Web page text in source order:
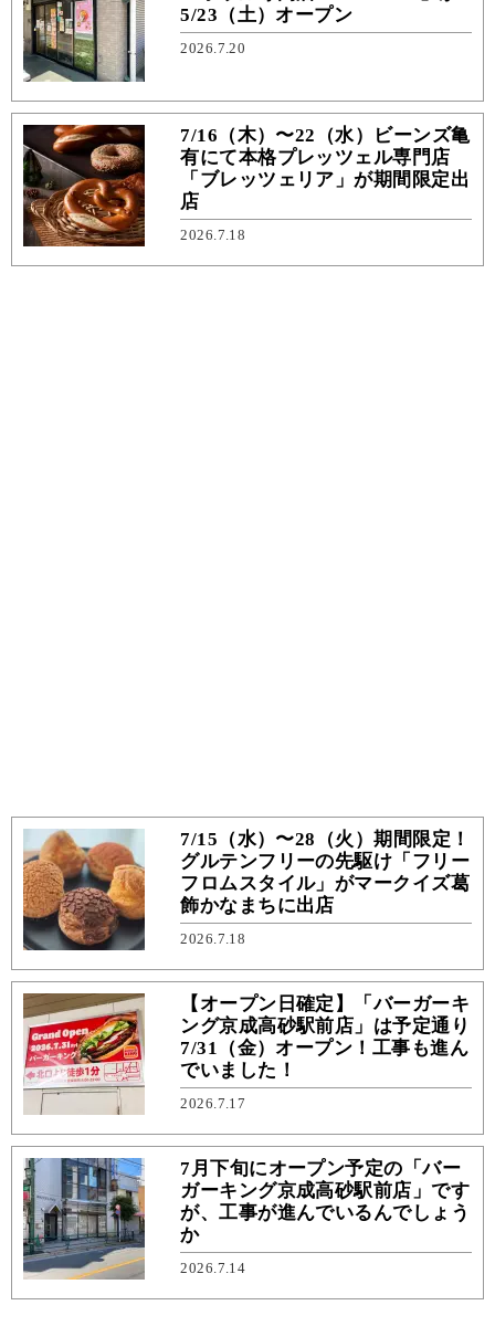
5/23（土）オープン
2026.7.20
7/16（木）〜22（水）ビーンズ亀
有にて本格プレッツェル専門店
「ブレッツェリア」が期間限定出
店
2026.7.18
7/15（水）〜28（火）期間限定！
グルテンフリーの先駆け「フリー
フロムスタイル」がマークイズ葛
飾かなまちに出店
2026.7.18
【オープン日確定】「バーガーキ
ング京成高砂駅前店」は予定通り
7/31（金）オープン！工事も進ん
でいました！
2026.7.17
7月下旬にオープン予定の「バー
ガーキング京成高砂駅前店」です
が、工事が進んでいるんでしょう
か
2026.7.14